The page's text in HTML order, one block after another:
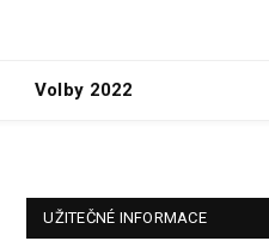
Volby 2022
UŽITEČNÉ INFORMACE